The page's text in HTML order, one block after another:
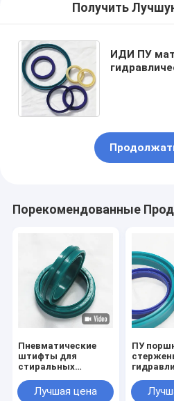
Получить
ИДИ ПУ
Порекомендованные
Пневматические
штифты для
стиральных
воздушного
уплотнения кольцо
Лучшая цена
ПУ
всех